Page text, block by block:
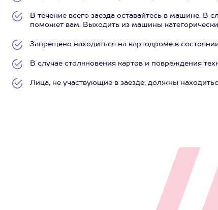
В течение всего заезда оставайтесь в машине. В
поможет вам. Выходить из машины
Запрещено находиться на картодроме в
В случае столкновения картов и повреждения
Лица, не участвующие в заезде, должны